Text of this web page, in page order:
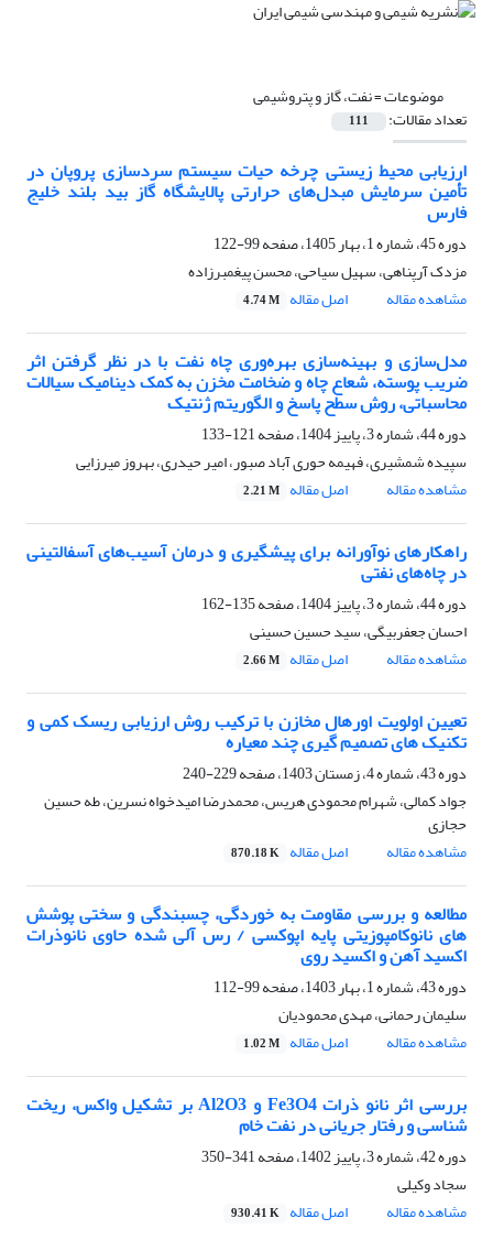
موضوعات =نفت، گاز و پتروشیمی
تعداد مقالات: 111
ارزیابی محیط‌ زیستی چرخه حیات سیستم سردسازی پروپان در
تأمین سرمایش مبدل‌های حرارتی پالایشگاه گاز بید بلند خلیج
فارس
دوره 45، شماره 1، بهار 1405، صفحه
99-122
مزدک آرپناهی، سهیل سیاحی، محسن پیغمبرزاده
مشاهده مقاله
اصل مقاله 4.74 M
مدل‌سازی و بهینه‌سازی بهره‌وری چاه نفت با در نظر گرفتن اثر
ضریب پوسته، شعاع چاه و ضخامت مخزن به کمک دینامیک سیالات
محاسباتی، روش سطح پاسخ و الگوریتم ژنتیک
دوره 44، شماره 3، پاییز 1404، صفحه
121-133
سپیده شمشیری، فهیمه حوری آباد صبور، امیر حیدری، بهروز میرزایی
مشاهده مقاله
اصل مقاله 2.21 M
راهکارهای نوآورانه برای پیشگیری و درمان آسیب‌های آسفالتینی
در چاه‌های نفتی
دوره 44، شماره 3، پاییز 1404، صفحه
135-162
احسان جعفربیگی، سید حسین حسینی
مشاهده مقاله
اصل مقاله 2.66 M
تعیین اولویت اورهال مخازن با ترکیب روش ارزیابی ریسک کمی و
تکنیک های تصمیم گیری چند معیاره
دوره 43، شماره 4، زمستان 1403، صفحه
229-240
جواد کمالی، شهرام محمودی هریس، محمدرضا امیدخواه نسرین، طه حسین
حجازی
مشاهده مقاله
اصل مقاله 870.18 K
مطالعه و بررسی مقاومت به خوردگی، چسبندگی و سختی پوشش
های نانوکامپوزیتی پایه اپوکسی / رس آلی شده حاوی نانوذرات
اکسید آهن و اکسید روی
دوره 43، شماره 1، بهار 1403، صفحه
99-112
سلیمان رحمانی، مهدی محمودیان
مشاهده مقاله
اصل مقاله 1.02 M
بررسی اثر نانو ذرات Fe3O4 و Al2O3 بر تشکیل واکس، ریخت
شناسی و رفتار جریانی در نفت خام
دوره 42، شماره 3، پاییز 1402، صفحه
341-350
سجاد وکیلی
مشاهده مقاله
اصل مقاله 930.41 K